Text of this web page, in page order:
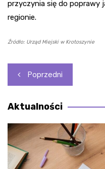
przyczynia się do poprawy
regionie.
Źródło: Urząd Miejski w Krotoszynie
Nawigacja
wpisu
Poprzedni
Aktualności